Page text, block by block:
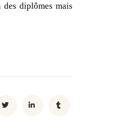
diplômes mais